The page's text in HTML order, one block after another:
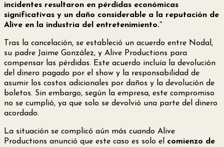
incidentes resultaron en pérdidas económicas
significativas y un daño considerable a la reputación de
Alive en la industria del entretenimiento.”
Tras la cancelación, se estableció un acuerdo entre Nodal,
su padre Jaime González, y Alive Productions para
compensar las pérdidas. Este acuerdo incluía la devolución
del dinero pagado por el show y la responsabilidad de
asumir los costos adicionales por daños y la devolución de
boletos. Sin embargo, según la empresa, este compromiso
no se cumplió, ya que solo se devolvió una parte del dinero
acordado.
La situación se complicó aún más cuando Alive
Productions anunció que este caso es solo el comienzo de